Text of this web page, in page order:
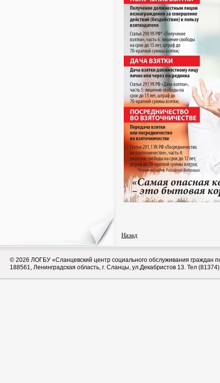
Назад
© 2026 ЛОГБУ «Сланцевский центр социального обслуживания граждан
188561, Ленинградская область, г. Сланцы, ул.Декабристов 13. Тел